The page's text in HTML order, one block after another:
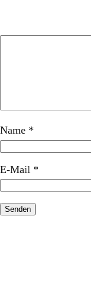
Name *
E-Mail *